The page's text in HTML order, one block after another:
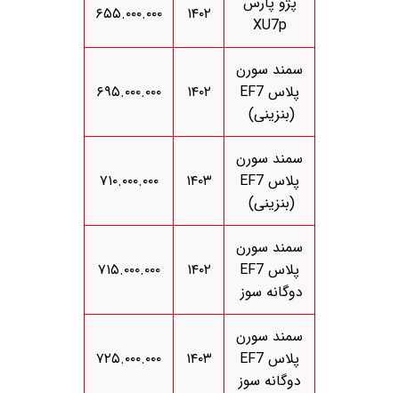
XU7p
۱۴۰۲ ۶۵۵.۰۰۰.۰۰۰
سمند سورن
پلاس EF7
(بنزینی)
۱۴۰۲ ۶۹۵.۰۰۰.۰۰۰
سمند سورن
پلاس EF7
(بنزینی)
۱۴۰۳ ۷۱۰.۰۰۰.۰۰۰
سمند سورن
پلاس EF7
دوگانه سوز
۱۴۰۲ ۷۱۵.۰۰۰.۰۰۰
سمند سورن
پلاس EF7
دوگانه سوز
۱۴۰۳ ۷۲۵.۰۰۰.۰۰۰